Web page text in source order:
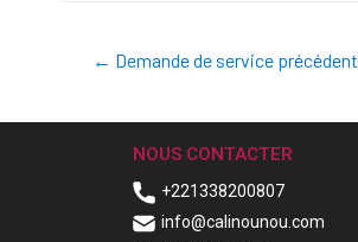
← Demande de service précédent
NOUS CONTACTER
+221338200807
info@calinounou.com